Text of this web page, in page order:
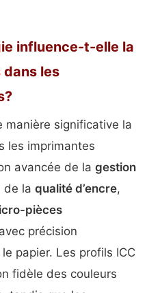
influence-t-elle la
dans les
manière significative la
les imprimantes
avancée de la gestion
de la qualité d’encre,
pièces
précision
papier. Les profils ICC
fidèle des couleurs